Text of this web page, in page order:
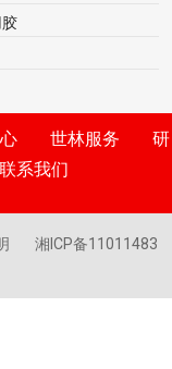
世林服务
研
联系我们
湘ICP备11011483